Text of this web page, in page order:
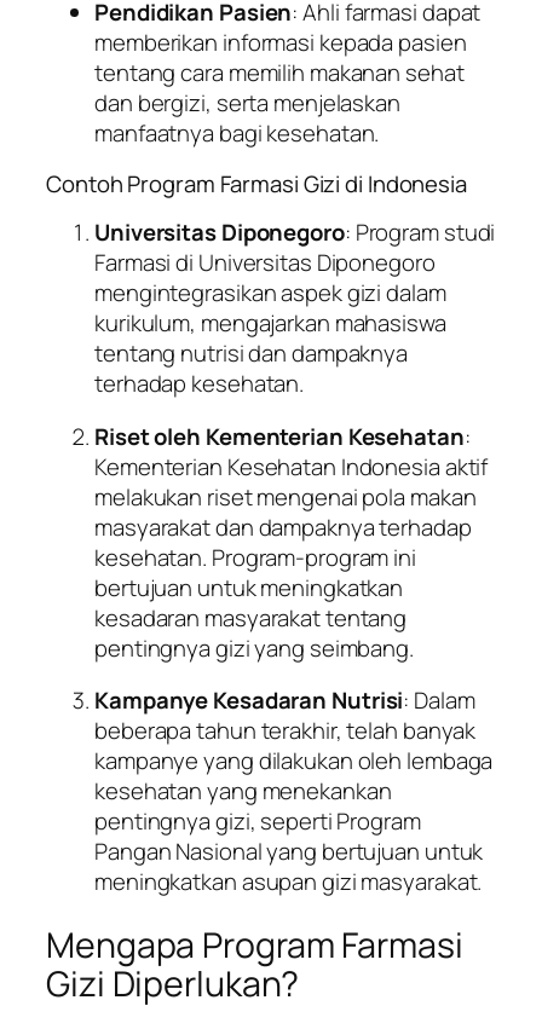
Pendidikan Pasien: Ahli farmasi dapat
memberikan informasi kepada pasien
tentang cara memilih makanan sehat
dan bergizi, serta menjelaskan
manfaatnya bagi kesehatan.
Contoh Program Farmasi Gizi di Indonesia
Universitas Diponegoro: Program studi
Farmasi di Universitas Diponegoro
mengintegrasikan aspek gizi dalam
kurikulum, mengajarkan mahasiswa
tentang nutrisi dan dampaknya
terhadap kesehatan.
Riset oleh Kementerian Kesehatan:
Kementerian Kesehatan Indonesia aktif
melakukan riset mengenai pola makan
masyarakat dan dampaknya terhadap
kesehatan. Program-program ini
bertujuan untuk meningkatkan
kesadaran masyarakat tentang
pentingnya gizi yang seimbang.
Kampanye Kesadaran Nutrisi: Dalam
beberapa tahun terakhir, telah banyak
kampanye yang dilakukan oleh lembaga
kesehatan yang menekankan
pentingnya gizi, seperti Program
Pangan Nasional yang bertujuan untuk
meningkatkan asupan gizi masyarakat.
Mengapa Program Farmasi
Gizi Diperlukan?